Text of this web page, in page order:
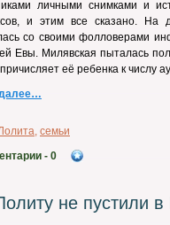
личными снимками и
и этим все сказано. На
со своими фолловерами
Евы. Милявская пыталась
её ребенка к числу
, семьи
- 0
не пустили в